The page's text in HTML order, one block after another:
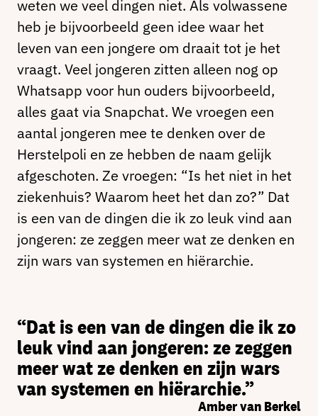
weten we veel dingen niet. Als volwassene
heb je bijvoorbeeld geen idee waar het
leven van een jongere om draait tot je het
vraagt. Veel jongeren zitten alleen nog op
Whatsapp voor hun ouders bijvoorbeeld,
alles gaat via Snapchat. We vroegen een
aantal jongeren mee te denken over de
Herstelpoli en ze hebben de naam gelijk
afgeschoten. Ze vroegen: “Is het niet in het
ziekenhuis? Waarom heet het dan zo?” Dat
is een van de dingen die ik zo leuk vind aan
jongeren: ze zeggen meer wat ze denken en
zijn wars van systemen en hiërarchie.
“Dat is een van de dingen die ik zo
leuk vind aan jongeren: ze zeggen
meer wat ze denken en zijn wars
van systemen en hiërarchie.”
Amber van Berkel